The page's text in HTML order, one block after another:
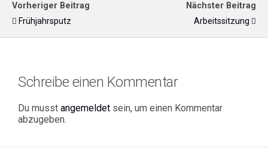
Vorheriger Beitrag
Frühjahrsputz
Nächster Beitrag
Arbeitssitzung
Schreibe einen Kommentar
Du musst angemeldet sein, um einen Kommentar
abzugeben.